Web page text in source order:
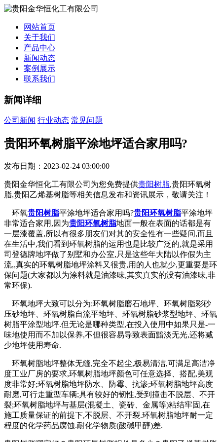
网站首页
关于我们
产品中心
新闻动态
案例展示
联系我们
新闻详细
公司新闻 行业动态 常见问题
贵阳环氧树脂平涂地坪适合家用吗?
发布日期：2023-02-24 03:00:00
贵阳金华恒化工有限公司为您免费提供贵阳树脂,贵阳环氧树
脂,贵阳乙烯基树脂等相关信息发布和资讯展示，敬请关注！
环氧贵阳树脂平涂地坪适合家用吗?贵阳环氧树脂平涂地坪
非常适合家用,因为贵阳环氧树脂地面一般在表面的话都是有
一层漆覆盖,所以有很多朋友们对其的安全性有一些疑问,而且
在生活中,我们看到环氧树脂的运用也是比较广泛的,就是采用
司登德牌地坪做了别墅和办公室,只是这些年大陆以作假为主
流,,真实的环氧树脂地坪涂料又很贵,用的人也就少,更重要是环
保问题(大家都以为涂料就是油漆味,其实真实的没有油漆味,非
常环保).
环氧地坪大致可以分为:环氧树脂磨石地坪、环氧树脂彩砂
压砂地坪、环氧树脂自流平地坪、环氧树脂砂浆型地坪、环氧
树脂平涂型地坪.但无论是哪种类型,在投入使用中如果只是-一
味地使用而不加以保养,不但很容易导致表面黯淡无光,还将减
少地坪使用寿命.
环氧树脂地坪整体无缝,完全不起尘,极易清洁,可满足高洁净
度工业厂房的要求,环氧树脂地坪颜色可任意选择、搭配,美观
度非常好;环氧树脂地坪防水、防霉、抗渗;环氧树脂地坪高度
耐磨,可行走重型车辆;具有较好的韧性,受到撞击不脱层、不开
裂;环氧树脂地坪与基层(混凝土、瓷砖、金属等)粘结牢固,在
施工质量保证的前提下,不脱层、不开裂.环氧树脂地坪耐一定
程度的化学药品腐蚀.耐化学物质(酸碱甲醇)差.